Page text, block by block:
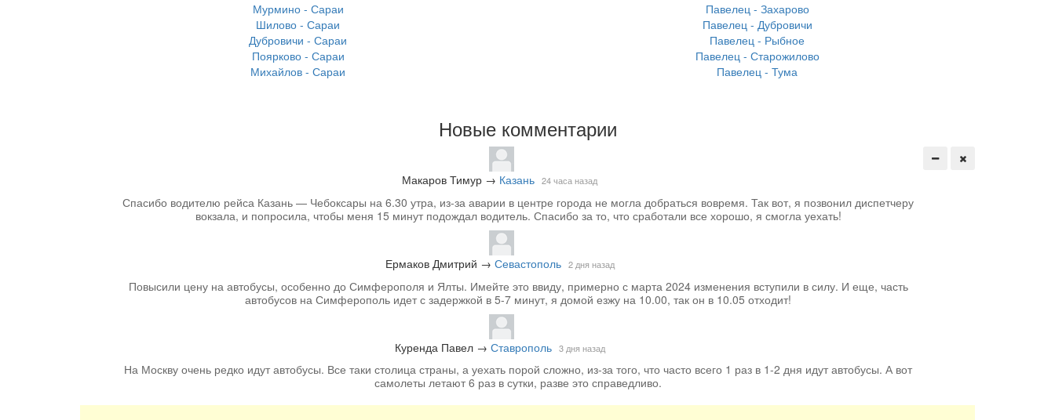
Мурмино - Сараи
Шилово - Сараи
Дубровичи - Сараи
Поярково - Сараи
Михайлов - Сараи
Павелец - Захарово
Павелец - Дубровичи
Павелец - Рыбное
Павелец - Старожилово
Павелец - Тума
Новые комментарии
Макаров Тимур → Казань 24 часа назад
Спасибо водителю рейса Казань — Чебоксары на 6.30 утра, из-за аварии в центре города не могла добраться вовремя. Так вот, я позвонил диспетчеру
вокзала, и попросила, чтобы меня 15 минут подождал водитель. Спасибо за то, что сработали все хорошо, я смогла уехать!
Ермаков Дмитрий → Севастополь 2 дня назад
Повысили цену на автобусы, особенно до Симферополя и Ялты. Имейте это ввиду, примерно с марта 2024 изменения вступили в силу. И еще, часть
автобусов на Симферополь идет с задержкой в 5-7 минут, я домой езжу на 10.00, так он в 10.05 отходит!
Куренда Павел→ Ставрополь 3 дня назад
На Москву очень редко идут автобусы. Все таки столица страны, а уехать порой сложно, из-за того, что часто всего 1 раз в 1-2 дня идут автобусы. А вот
самолеты летают 6 раз в сутки, разве это справедливо.